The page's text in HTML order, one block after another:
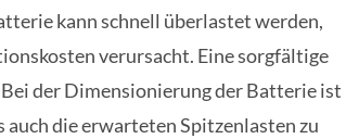
kann schnell überlastet werden,
verursacht. Eine sorgfältige
der Dimensionierung der Batterie ist
die erwarteten Spitzenlasten zu